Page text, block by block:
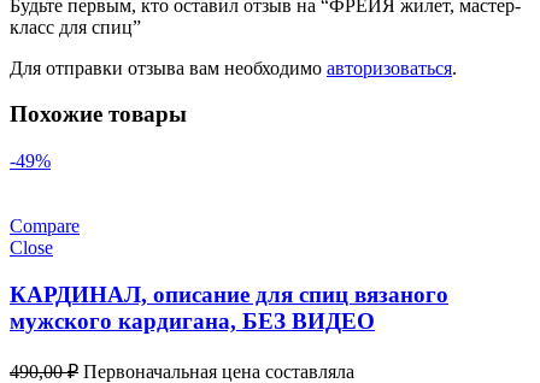
Будьте первым, кто оставил отзыв на “ФРЕЙЯ жилет, мастер-
класс для спиц”
Для отправки отзыва вам необходимо авторизоваться.
Похожие товары
-49%
Compare
Close
КАРДИНАЛ, описание для спиц вязаного
мужского кардигана, БЕЗ ВИДЕО
490,00₽ Первоначальная цена составляла